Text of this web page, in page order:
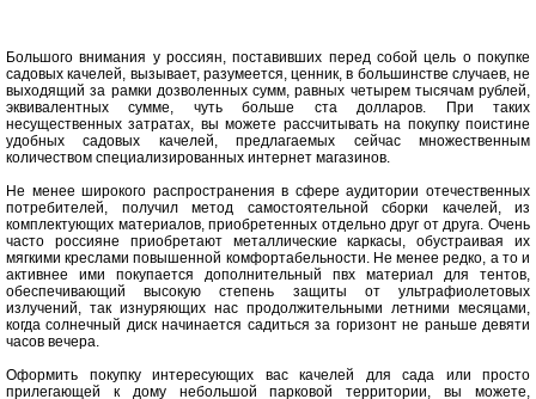
Большого внимания у россиян, поставивших перед собой цель о покупке
садовых качелей, вызывает, разумеется, ценник, в большинстве случаев, не
выходящий за рамки дозволенных сумм, равных четырем тысячам рублей,
эквивалентных сумме, чуть больше ста долларов. При таких
несущественных затратах, вы можете рассчитывать на покупку поистине
удобных садовых качелей, предлагаемых сейчас множественным
количеством специализированных интернет магазинов.
Не менее широкого распространения в сфере аудитории отечественных
потребителей, получил метод самостоятельной сборки качелей, из
комплектующих материалов, приобретенных отдельно друг от друга. Очень
часто россияне приобретают металлические каркасы, обустраивая их
мягкими креслами повышенной комфортабельности. Не менее редко, а то и
активнее ими покупается дополнительный пвх материал для тентов,
обеспечивающий высокую степень защиты от ультрафиолетовых
излучений, так изнуряющих нас продолжительными летними месяцами,
когда солнечный диск начинается садиться за горизонт не раньше девяти
часов вечера.
Оформить покупку интересующих вас качелей для сада или просто
прилегающей к дому небольшой парковой территории, вы можете,